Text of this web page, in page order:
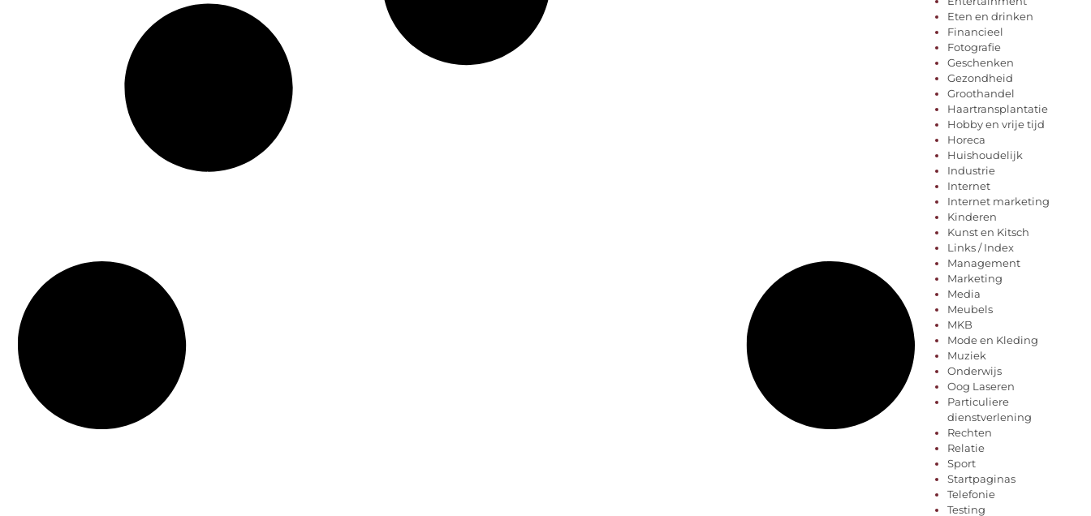
Eten en drinken
Financieel
Fotografie
Geschenken
Gezondheid
Groothandel
Haartransplantatie
Hobby en vrije tijd
Horeca
Huishoudelijk
Industrie
Internet
Internet marketing
Kinderen
Kunst en Kitsch
Links / Index
Management
Marketing
Media
Meubels
MKB
Mode en Kleding
Muziek
Onderwijs
Oog Laseren
Particuliere
dienstverlening
Rechten
Relatie
Sport
Startpaginas
Telefonie
Testing